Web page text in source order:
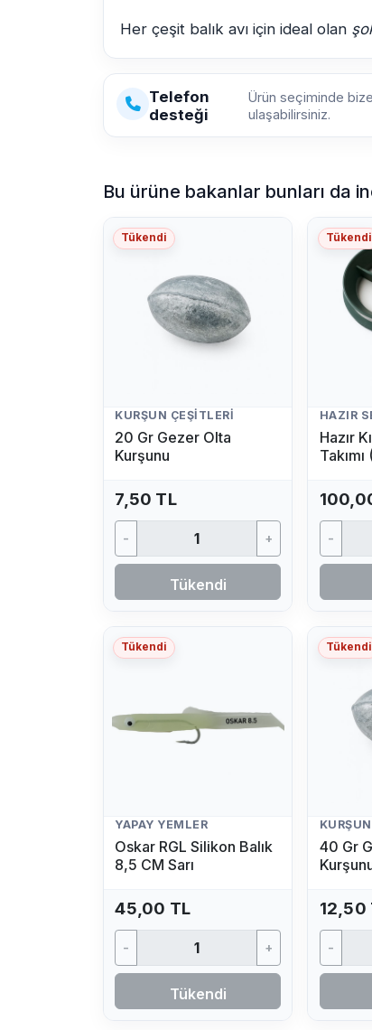
Her çeşit balık avı için ideal olan
Telefon
desteği
Ürün seçiminde bize
ulaşabilirsiniz.
Bu ürüne bakanlar bunları da
Tükendi
KURŞUN ÇEŞITLERI
20 Gr Gezer Olta
Kurşunu
7,50 TL
- +
Tükendi
Tükendi
HAZIR
Hazır
-
Tükendi
YAPAY YEMLER
Oskar RGL Silikon Balık
8,5 CM Sarı
45,00 TL
- +
Tükendi
Tükendi
40 Gr
12,50
-